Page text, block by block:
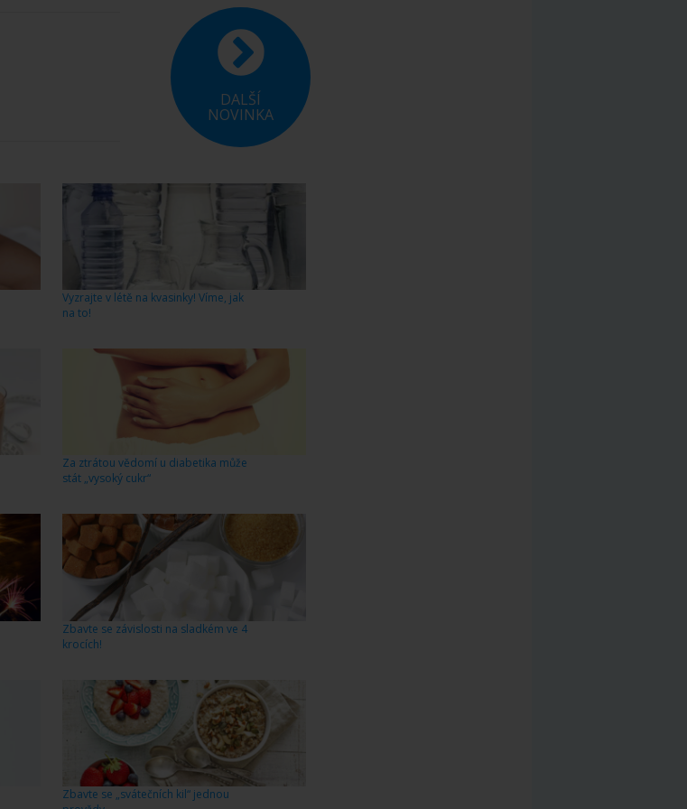
DALŠÍ
NOVINKA
Vyzrajte v létě na kvasinky! Víme, jak
na to!
Za ztrátou vědomí u diabetika může
stát „vysoký cukr“
Zbavte se závislosti na sladkém ve 4
krocích!
Zbavte se „svátečních kil“ jednou